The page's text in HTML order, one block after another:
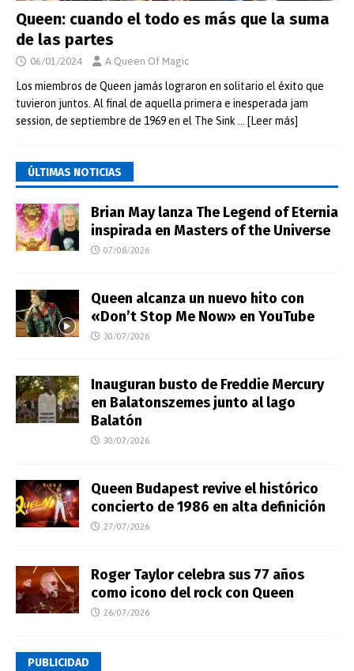
Queen: cuando el todo es más que la suma
de las partes
06/01/2024 A Queen Of Magic
Los miembros de Queen jamás lograron en solitario el éxito que
tuvieron juntos. Al final de aquella primera e inesperada jam
session, de septiembre de 1969 en el The Sink
… [Leer más]
ÚLTIMAS NOTICIAS
Brian May lanza The Legend of Eternia
inspirada en Masters of the Universe
07/08/2026
Queen alcanza un nuevo hito con
«Don’t Stop Me Now» en YouTube
30/07/2026
Inauguran busto de Freddie Mercury
en Balatonszemes junto al lago
Balatón
30/07/2026
Queen Budapest revive el histórico
concierto de 1986 en alta definición
27/07/2026
Roger Taylor celebra sus 77 años
como icono del rock con Queen
26/07/2026
PUBLICIDAD